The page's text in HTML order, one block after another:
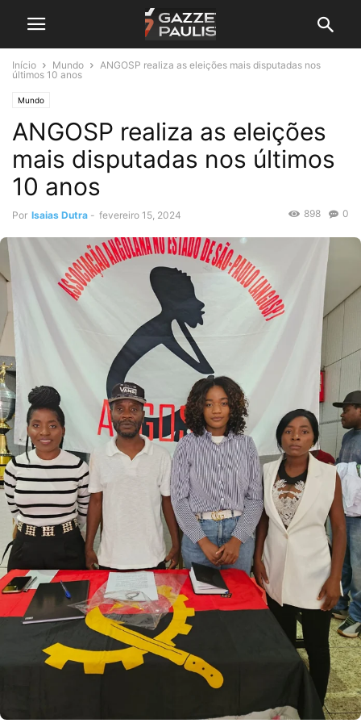
Início Mundo
ANGOSP realiza as eleições mais disputadas nos
últimos 10 anos
Mundo
ANGOSP realiza as eleições
mais disputadas nos últimos
10 anos
Por Isaias Dutra - fevereiro 15, 2024 0
898